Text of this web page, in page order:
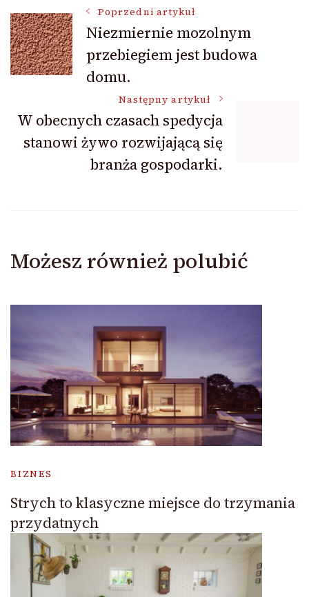
Nawigacja
wpisu
Poprzedni artykuł
Niezmiernie mozolnym
przebiegiem jest budowa
domu.
Następny artykuł
W obecnych czasach spedycja
stanowi żywo rozwijającą się
branża gospodarki.
Możesz również polubić
BIZNES
Strych to klasyczne miejsce do trzymania
przydatnych